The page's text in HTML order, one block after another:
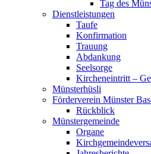
Tag des
Dienstleistungen
Taufe
Konfirmation
Trauung
Abdankung
Seelsorge
Kircheneintritt –
Münsterhüsli
Förderverein Münster
Rückblick
Münstergemeinde
Organe